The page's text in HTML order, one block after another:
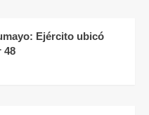
Ejército ubicó
48